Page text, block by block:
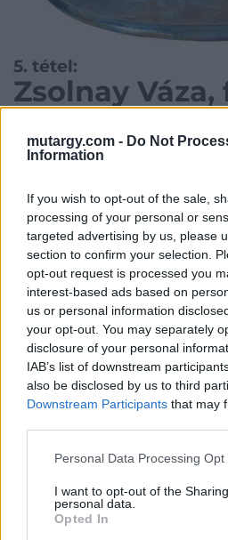
mutargy.com - Do Not
Information
If you wish to opt-out of the sale,
processing of your personal or
targeted advertising by us, please
section to confirm your selection.
opt-out request is processed you
interest-based ads based on
us or personal information
your opt-out. You may separately
disclosure of your personal
IAB’s list of downstream
also be disclosed by us to third
Downstream Participants that may
Personal Data Processing Opt
I want to opt-out of the
personal data.
Opted In
5. tétel:
Zsolnay
táncoló
Zsolnay, 1900
Kerámia, Magasság: 44,4 cm,
Jelzés: Domború körpecsét,
1, 23; a tárgy oldalán Mack
jelzése, egy makk és L betű
Kategória:Porcelán, kerámia
Kikiáltási ár: 4 000 000 Ft
Aukció adatai
Aukció dátuma: 2022.12.19
Aukció ideje: 18:00
Aukció helye: Budapest